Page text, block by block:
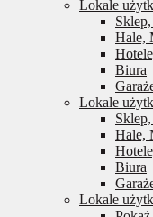
Lokale
Hale,
Biura
Lokale
Hale,
Biura
Lokale